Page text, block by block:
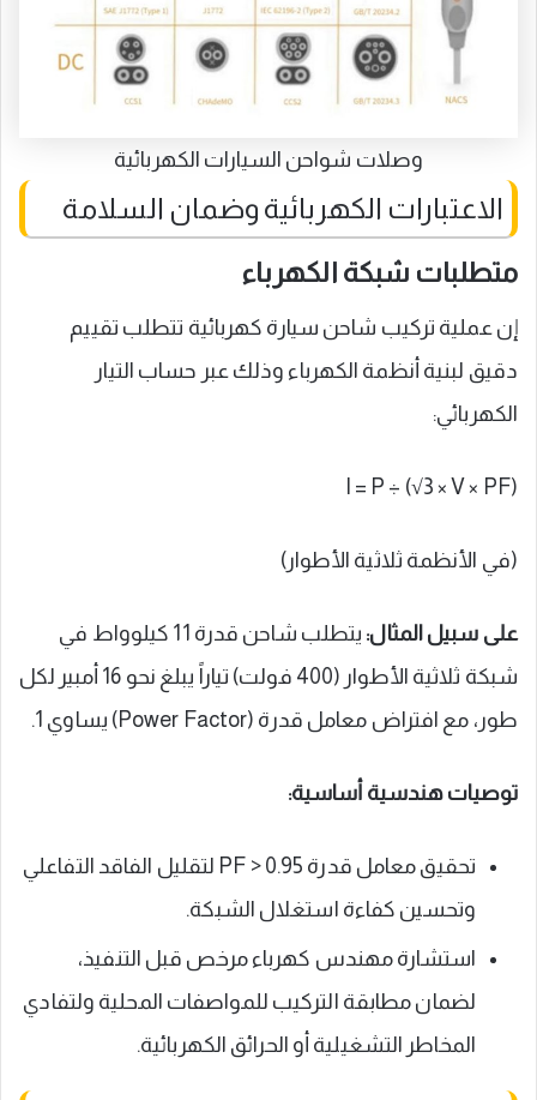
وصلات شواحن السيارات الكهربائية
الاعتبارات الكهربائية وضمان السلامة
متطلبات شبكة الكهرباء
إن عملية تركيب شاحن سيارة كهربائية تتطلب تقييم
دقيق لبنية أنظمة الكهرباء وذلك عبر حساب التيار
الكهربائي:
I = P ÷ (√3 × V × PF)
(في الأنظمة ثلاثية الأطوار)
على سبيل المثال:
يتطلب شاحن قدرة 11 كيلوواط في
شبكة ثلاثية الأطوار (400 فولت) تياراً يبلغ نحو 16 أمبير لكل
طور، مع افتراض معامل قدرة (Power Factor) يساوي 1.
توصيات هندسية أساسية:
تحقيق معامل قدرة PF > 0.95 لتقليل الفاقد التفاعلي
وتحسين كفاءة استغلال الشبكة.
استشارة مهندس كهرباء مرخص قبل التنفيذ،
لضمان مطابقة التركيب للمواصفات المحلية ولتفادي
المخاطر التشغيلية أو الحرائق الكهربائية.